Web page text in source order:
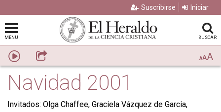
Suscribirse Iniciar
MENU BUSCAR
EscucharCompartir AAA
Navidad 2001
Invitados: Olga Chaffee, Graciela Vázquez de Garcia,